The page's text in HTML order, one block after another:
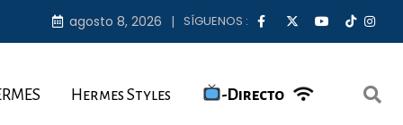
agosto 8, 2026 SÍGUENOS :
Hermes Styles -Directo